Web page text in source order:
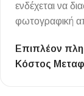
ενδέχεται να
φωτογραφική
Επιπλέον
Κόστος